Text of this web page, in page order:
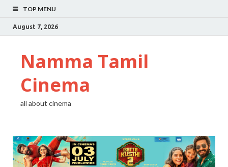
TOP MENU
August 7, 2026
Namma Tamil
Cinema
all about cinema